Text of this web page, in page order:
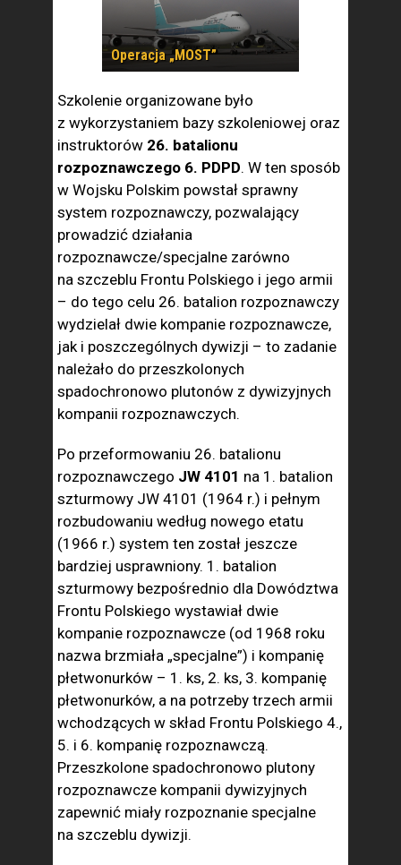
Operacja „MOST”
Szkolenie organizowane było
z wykorzystaniem bazy szkoleniowej oraz
instruktorów 26. batalionu
rozpoznawczego 6. PDPD. W ten sposób
w Wojsku Polskim powstał sprawny
system rozpoznawczy, pozwalający
prowadzić działania
rozpoznawcze/specjalne zarówno
na szczeblu Frontu Polskiego i jego armii
– do tego celu 26. batalion rozpoznawczy
wydzielał dwie kompanie rozpoznawcze,
jak i poszczególnych dywizji – to zadanie
należało do przeszkolonych
spadochronowo plutonów z dywizyjnych
kompanii rozpoznawczych.
Po przeformowaniu 26. batalionu
rozpoznawczego JW 4101 na 1. batalion
szturmowy JW 4101 (1964 r.) i pełnym
rozbudowaniu według nowego etatu
(1966 r.) system ten został jeszcze
bardziej usprawniony. 1. batalion
szturmowy bezpośrednio dla Dowództwa
Frontu Polskiego wystawiał dwie
kompanie rozpoznawcze (od 1968 roku
nazwa brzmiała „specjalne”) i kompanię
płetwonurków – 1. ks, 2. ks, 3. kompanię
płetwonurków, a na potrzeby trzech armii
wchodzących w skład Frontu Polskiego 4.,
5. i 6. kompanię rozpoznawczą.
Przeszkolone spadochronowo plutony
rozpoznawcze kompanii dywizyjnych
zapewnić miały rozpoznanie specjalne
na szczeblu dywizji.